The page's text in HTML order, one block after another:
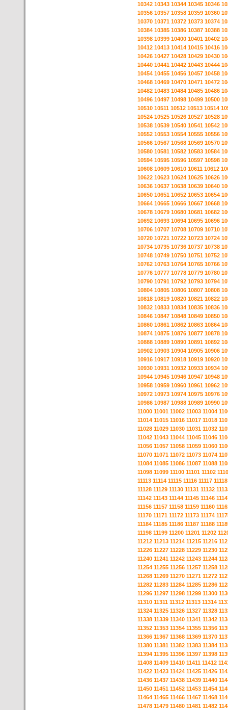
10342 10343 10344 10345 10346
10356 10357 10358 10359 10360
10370 10371 10372 10373 10374
10384 10385 10386 10387 10388
10398 10399 10400 10401 10402
10412 10413 10414 10415 10416
10426 10427 10428 10429 10430
10440 10441 10442 10443 10444
10454 10455 10456 10457 10458
10468 10469 10470 10471 10472
10482 10483 10484 10485 10486
10496 10497 10498 10499 10500
10510 10511 10512 10513 10514
10524 10525 10526 10527 10528
10538 10539 10540 10541 10542
10552 10553 10554 10555 10556
10566 10567 10568 10569 10570
10580 10581 10582 10583 10584
10594 10595 10596 10597 10598
10608 10609 10610 10611 10612
10622 10623 10624 10625 10626
10636 10637 10638 10639 10640
10650 10651 10652 10653 10654
10664 10665 10666 10667 10668
10678 10679 10680 10681 10682
10692 10693 10694 10695 10696
10706 10707 10708 10709 10710
10720 10721 10722 10723 10724
10734 10735 10736 10737 10738
10748 10749 10750 10751 10752
10762 10763 10764 10765 10766
10776 10777 10778 10779 10780
10790 10791 10792 10793 10794
10804 10805 10806 10807 10808
10818 10819 10820 10821 10822
10832 10833 10834 10835 10836
10846 10847 10848 10849 10850
10860 10861 10862 10863 10864
10874 10875 10876 10877 10878
10888 10889 10890 10891 10892
10902 10903 10904 10905 10906
10916 10917 10918 10919 10920
10930 10931 10932 10933 10934
10944 10945 10946 10947 10948
10958 10959 10960 10961 10962
10972 10973 10974 10975 10976
10986 10987 10988 10989 10990
11000 11001 11002 11003 11004
11014 11015 11016 11017 11018
11028 11029 11030 11031 11032
11042 11043 11044 11045 11046
11056 11057 11058 11059 11060
11070 11071 11072 11073 11074
11084 11085 11086 11087 11088
11098 11099 11100 11101 11102
11113 11114 11115 11116 11117 11118
11128 11129 11130 11131 11132
11142 11143 11144 11145 11146
11156 11157 11158 11159 11160
11170 11171 11172 11173 11174
11184 11185 11186 11187 11188
11198 11199 11200 11201 11202
11212 11213 11214 11215 11216
11226 11227 11228 11229 11230
11240 11241 11242 11243 11244
11254 11255 11256 11257 11258
11268 11269 11270 11271 11272
11282 11283 11284 11285 11286
11296 11297 11298 11299 11300
11310 11311 11312 11313 11314
11324 11325 11326 11327 11328
11338 11339 11340 11341 11342
11352 11353 11354 11355 11356
11366 11367 11368 11369 11370
11380 11381 11382 11383 11384
11394 11395 11396 11397 11398
11408 11409 11410 11411 11412
11422 11423 11424 11425 11426
11436 11437 11438 11439 11440
11450 11451 11452 11453 11454
11464 11465 11466 11467 11468
11478 11479 11480 11481 11482